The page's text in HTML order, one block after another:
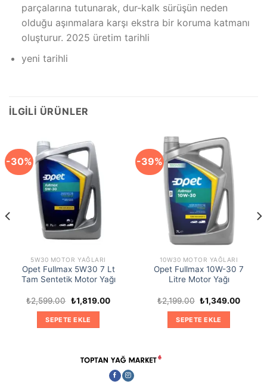
parçalarına tutunarak, dur-kalk sürüşün neden
olduğu aşınmalara karşı ekstra bir koruma katmanı
oluşturur. 2025 üretim tarihli
yeni tarihli
İLGILI ÜRÜNLER
-30%
5W30 MOTOR YAĞLARI
Opet Fullmax 5W30 7 Lt
Tam Sentetik Motor Yağı
₺2,599.00 Orijinal
fiyat:
₺2,599.00.
₺1,819.00Şu
SEPETE EKLE
-39%
10W30 MOTOR YAĞLARI
Opet Fullmax 10W-30 7
Litre Motor Yağı
₺2,199.00 Orijinal
fiyat:
₺2,199.00.
₺1,349.00Şu
SEPETE EKLE